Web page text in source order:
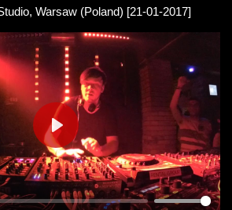
Warsaw (Poland) [21-01-2017]
PLAY